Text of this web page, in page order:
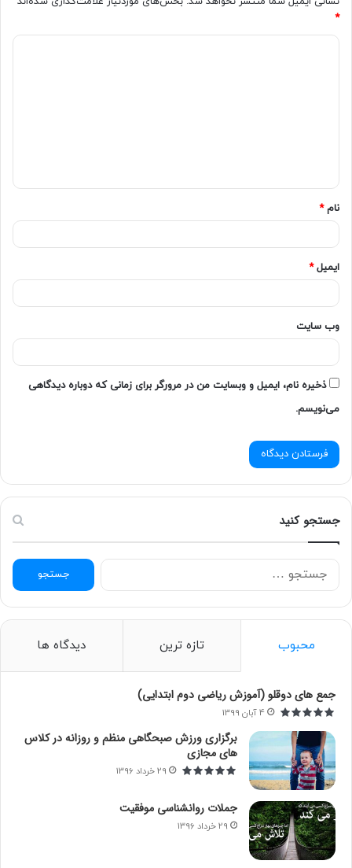
*
نام*
ایمیل*
وب‌ سایت
ذخیره نام، ایمیل و وبسایت من در مرورگر برای زمانی که دوباره دیدگاهی
می‌نویسم.
جستجو کنید
ج
س
ج
محبوب تازه ترین دیدگاه ها
جمع های دوقلو (آموزش ریاضی دوم ابتدایی)
4 آبان 1399
برگزاری ورزش صبحگاهی منظم و روزانه در کلاس
های مجازی
29 خرداد 1396
جملات روانشناسی موفقیت
29 خرداد 1396